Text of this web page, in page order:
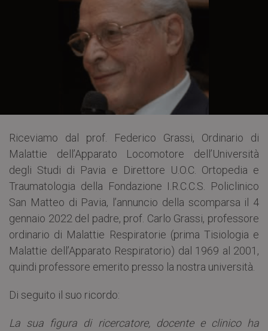
Riceviamo dal prof. Federico Grassi, Ordinario di
Malattie dell’Apparato Locomotore dell’Università
degli Studi di Pavia e Direttore U.O.C. Ortopedia e
Traumatologia della Fondazione I.R.C.C.S. Policlinico
San Matteo di Pavia, l’annuncio della scomparsa il 4
gennaio 2022 del padre, prof. Carlo Grassi, professore
ordinario di Malattie Respiratorie (prima Tisiologia e
Malattie dell’Apparato Respiratorio) dal 1969 al 2001,
quindi professore emerito presso la nostra università.
Di seguito il suo ricordo:
La sua figura di ricercatore, docente e clinico ha